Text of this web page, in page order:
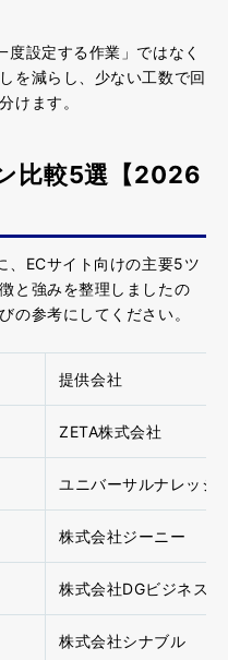
設定する作業」ではなく
を減らし、少ない工数で回
けます。
比較5選【2026
、ECサイト向けの主要5ツ
と強みを整理しましたの
の参考にしてください。
提供会社
ZETA株式会社
ユニバーサルナレッジ
株式会社ジーニー
株式会社DGビジネス
株式会社シナブル